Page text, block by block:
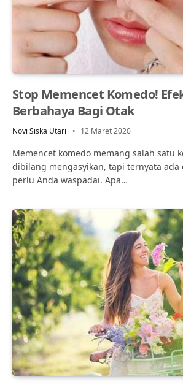
Stop Memencet Komedo!
Berbahaya Bagi Otak
Novi Siska Utari 12 Maret 2020
Memencet komedo memang salah satu
dibilang mengasyikan, tapi ternyata ada
perlu Anda waspadai. Apa…